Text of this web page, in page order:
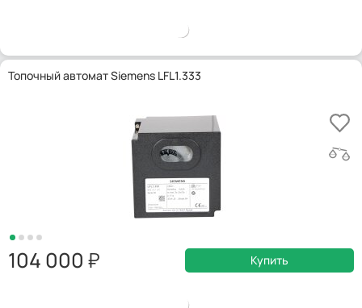
Топочный автомат Siemens LFL1.333
104 000 Купить